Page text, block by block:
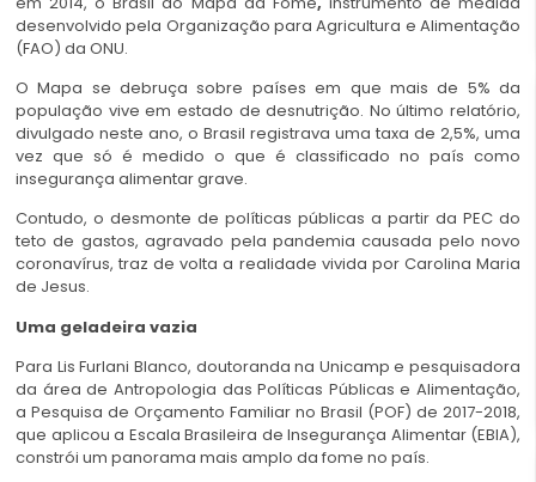
desenvolvido pela Organização para Agricultura e Alimentação
(FAO) da ONU.
O Mapa se debruça sobre países em que mais de 5% da
população vive em estado de desnutrição. No último relatório,
divulgado neste ano, o Brasil registrava uma taxa de 2,5%, uma
vez que só é medido o que é classificado no país como
insegurança alimentar grave.
Contudo, o desmonte de políticas públicas a partir da PEC do
teto de gastos, agravado pela pandemia causada pelo novo
coronavírus, traz de volta a realidade vivida por Carolina Maria
de Jesus.
Uma geladeira vazia
Para Lis Furlani Blanco, doutoranda na Unicamp e pesquisadora
da área de Antropologia das Políticas Públicas e Alimentação,
a Pesquisa de Orçamento Familiar no Brasil (POF) de 2017-2018,
que aplicou a Escala Brasileira de Insegurança Alimentar (EBIA),
constrói um panorama mais amplo da fome no país.